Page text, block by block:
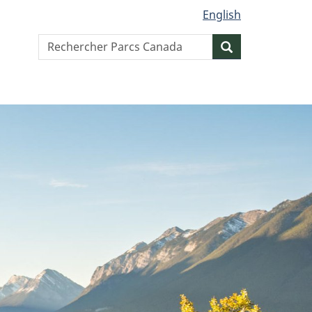
English
Search
website